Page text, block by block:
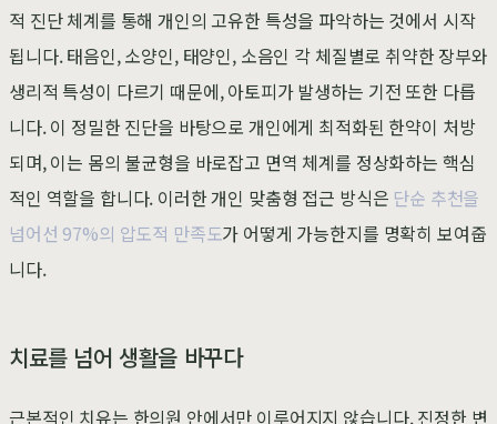
적 진단 체계를 통해 개인의 고유한 특성을 파악하는 것에서 시작
됩니다. 태음인, 소양인, 태양인, 소음인 각 체질별로 취약한 장부와
생리적 특성이 다르기 때문에, 아토피가 발생하는 기전 또한 다릅
니다. 이 정밀한 진단을 바탕으로 개인에게 최적화된 한약이 처방
되며, 이는 몸의 불균형을 바로잡고 면역 체계를 정상화하는 핵심
적인 역할을 합니다. 이러한 개인 맞춤형 접근 방식은 단순 추천을
넘어선 97%의 압도적 만족도가 어떻게 가능한지를 명확히 보여줍
니다.
치료를 넘어 생활을 바꾸다
근본적인 치유는 한의원 안에서만 이루어지지 않습니다. 진정한 변